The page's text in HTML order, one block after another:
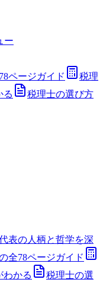
ー
ページガイド
税理
る
税理士の選び方
表の人柄と哲学を深
全78ページガイド
わかる
税理士の選